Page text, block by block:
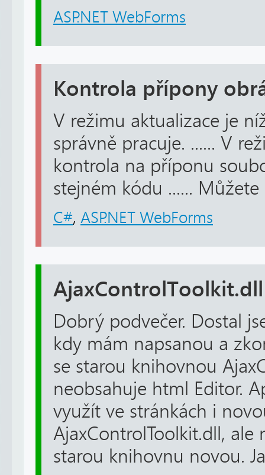
ASP.NET WebForms
Kontrola přípony
V režimu aktualizace je
správně pracuje. ...... V
kontrola na příponu
stejném kódu ......
C#, ASP.NET WebForms
AjaxControlToolkit.dll
Dobrý podvečer. Dostal
kdy mám napsanou a
se starou knihovnou
neobsahuje html Editor.
využít ve stránkách i
AjaxControlToolkit.dll, ale
starou knihovnu novou.